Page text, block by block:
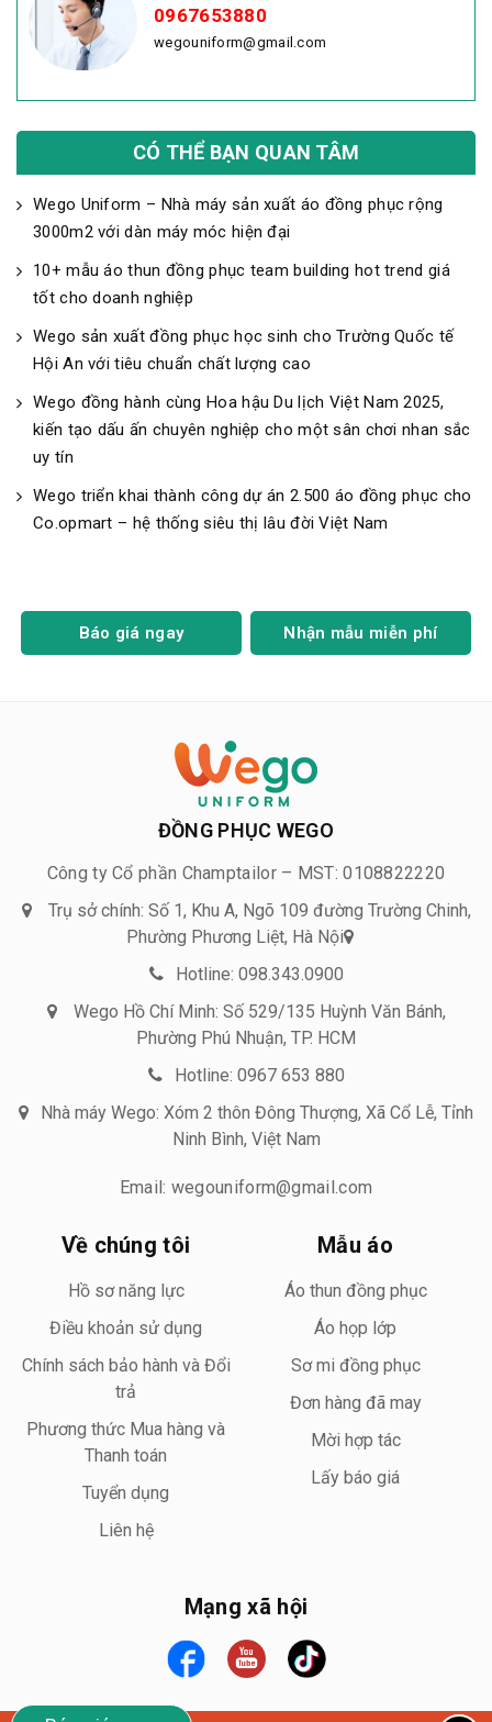
0967653880
wegouniform@gmail.com
CÓ THỂ BẠN QUAN TÂM
Wego Uniform – Nhà máy sản xuất áo đồng phục rộng
3000m2 với dàn máy móc hiện đại
10+ mẫu áo thun đồng phục team building hot trend giá
tốt cho doanh nghiệp
Wego sản xuất đồng phục học sinh cho Trường Quốc tế
Hội An với tiêu chuẩn chất lượng cao
Wego đồng hành cùng Hoa hậu Du lịch Việt Nam 2025,
kiến tạo dấu ấn chuyên nghiệp cho một sân chơi nhan sắc
uy tín
Wego triển khai thành công dự án 2.500 áo đồng phục cho
Co.opmart – hệ thống siêu thị lâu đời Việt Nam
Báo giá ngay Nhận mẫu miễn phí
ĐỒNG PHỤC WEGO
Công ty Cổ phần Champtailor – MST: 0108822220
Trụ sở chính: Số 1, Khu A, Ngõ 109 đường Trường Chinh,
Phường Phương Liệt, Hà Nội
Hotline: 098.343.0900
Wego Hồ Chí Minh: Số 529/135 Huỳnh Văn Bánh,
Phường Phú Nhuận, TP. HCM
Hotline: 0967 653 880
Nhà máy Wego: Xóm 2 thôn Đông Thượng, Xã Cổ Lễ, Tỉnh
Ninh Bình, Việt Nam
Email: wegouniform@gmail.com
Về chúng tôi
Hồ sơ năng lực
Điều khoản sử dụng
Chính sách bảo hành và Đổi
trả
Phương thức Mua hàng và
Thanh toán
Tuyển dụng
Liên hệ
Mẫu áo
Áo thun đồng phục
Áo họp lớp
Sơ mi đồng phục
Đơn hàng đã may
Mời hợp tác
Lấy báo giá
Mạng xã hội